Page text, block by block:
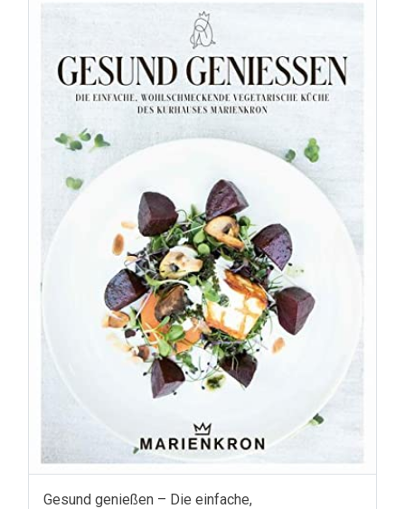
Gesund genießen – Die einfache,